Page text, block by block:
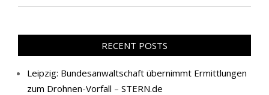
RECENT POSTS
Leipzig: Bundesanwaltschaft übernimmt Ermittlungen
zum Drohnen-Vorfall – STERN.de